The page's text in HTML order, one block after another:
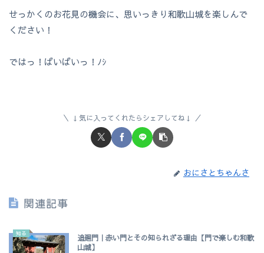
せっかくのお花見の機会に、思いっきり和歌山城を楽しんで
ください！
ではっ！ばいばいっ！ﾉｼ
↓気に入ってくれたらシェアしてね↓
おにさとちゃんさ
関連記事
知る
追廻門｜赤い門とその知られざる理由【門で楽しむ和歌
山城】